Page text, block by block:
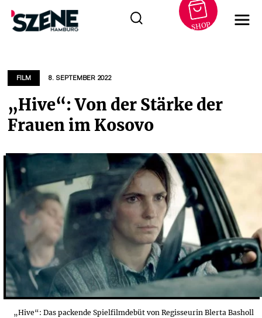
springen
SHOP
FILM 8. SEPTEMBER 2022
„Hive“: Von der Stärke der
Frauen im Kosovo
„Hive“: Das packende Spielfilmdebüt von Regisseurin Blerta Basholl